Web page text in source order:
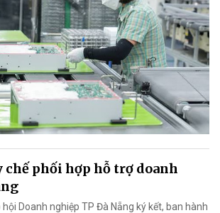
chế phối hợp hỗ trợ doanh
hội Doanh nghiệp TP Đà Nẵng ký kết, ban hành